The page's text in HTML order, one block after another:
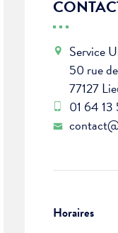
Service
50 rue
77127
01 64
Horaires